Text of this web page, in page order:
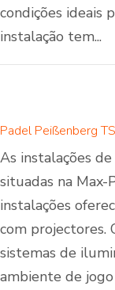
condições ideais
instalação tem...
Padel Peißenberg
As instalações
situadas na Max-
instalações
com projectores.
sistemas de
ambiente de